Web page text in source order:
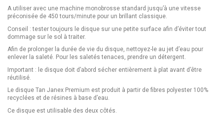
A utiliser avec une machine monobrosse standard jusqu’à une vitesse
préconisée de 450 tours/minute pour un brillant classique.
Conseil : tester toujours le disque sur une petite surface afin d’éviter tout
dommage sur le sol à traiter.
Afin de prolonger la durée de vie du disque, nettoyez-le au jet d’eau pour
enlever la saleté. Pour les saletés tenaces, prendre un détergent.
Important : le disque doit d’abord sécher entièrement à plat avant d’être
réutilisé.
Le disque Tan Janex Premium est produit à partir de fibres polyester 100%
recyclées et de résines à base d’eau.
Ce disque est utilisable des deux côtés.